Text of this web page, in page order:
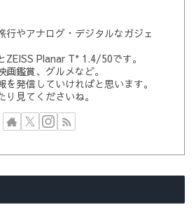
行やアナログ・デジタルなガジェ
ZEISS Planar T* 1.4/50です。
鑑賞、グルメなど。
を発信していければと思います。
見てくださいね。